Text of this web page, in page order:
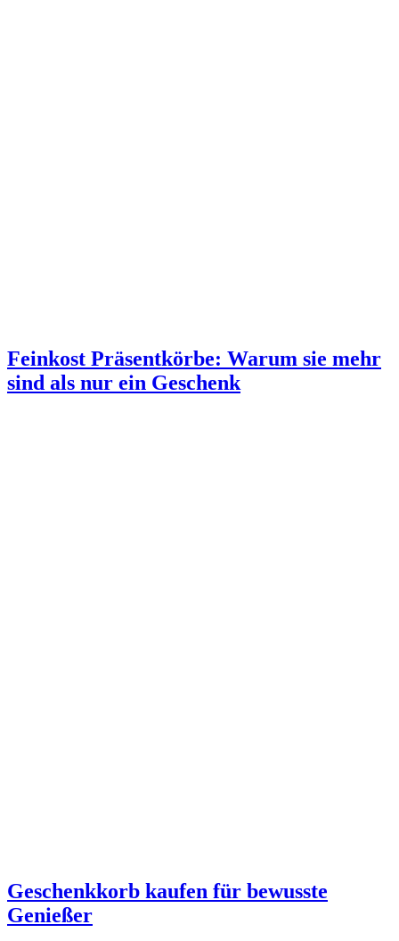
Feinkost Präsentkörbe: Warum sie mehr
sind als nur ein Geschenk
Geschenkkorb kaufen für bewusste
Genießer